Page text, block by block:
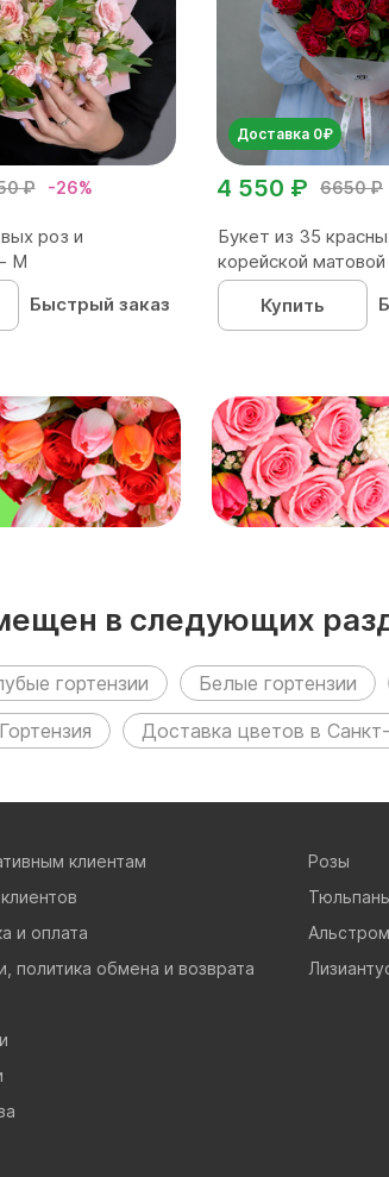
₽ -26%
роз и
М
Быстрый заказ
Доставка 0₽
6650 ₽
4 550 ₽
Букет из 35
корейской матовой
Купить
в следующих
гортензии Белые гортензии
Гортензия Доставка цветов в
клиентам
и оплата
политика обмена и возврата
Розы